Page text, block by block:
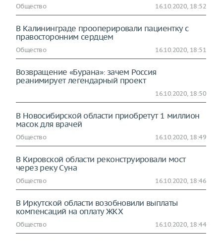
Общество 16.10.2020, 18:52
В Калининграде прооперировали пациентку с
правосторонним сердцем
Общество 16.10.2020, 18:51
Возвращение «Бурана»: зачем Россия
реанимирует легендарный проект
16.10.2020, 18:50
В Новосибирской области приобретут 1 миллион
масок для врачей
Общество 16.10.2020, 18:49
В Кировской области реконструировали мост
через реку Суна
Общество 16.10.2020, 18:46
В Иркутской области возобновили выплаты
компенсаций на оплату ЖКХ
Общество 16.10.2020, 18:44